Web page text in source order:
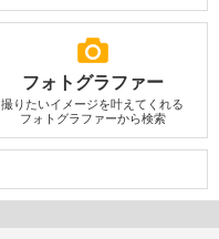
フォトグラファー
撮りたいイメージを叶えてくれる
フォトグラファーから検索